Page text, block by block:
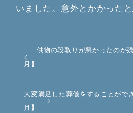
いました。意外とかかったと
供物の段取りが悪かったのが
月】
大変満足した葬儀をすることがで
月】